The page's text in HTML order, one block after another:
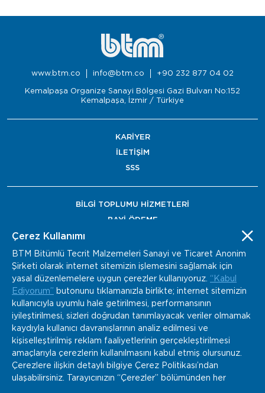
www.btm.co info@btm.co +90 232 877 04 02
Kemalpaşa Organize Sanayi Bölgesi Gazi Bulvarı No:152
Kemalpaşa, İzmir / Türkiye
KARİYER
İLETİŞİM
SSS
BİLGİ TOPLUMU HİZMETLERİ
BAYİ ÖDEME
Çerez Kullanımı
BTM Bitümlü Tecrit Malzemeleri Sanayi ve Ticaret Anonim
Şirketi olarak internet sitemizin işlemesini sağlamak için
yasal düzenlemelere uygun çerezler kullanıyoruz. “Kabul
Ediyorum” butonunu tıklamanızla birlikte; internet sitemizin
kullanıcıyla uyumlu hale getirilmesi, performansının
iyileştirilmesi, sizleri doğrudan tanımlayacak veriler olmamak
kaydıyla kullanıcı davranışlarının analiz edilmesi ve
kişiselleştirilmiş reklam faaliyetlerinin gerçekleştirilmesi
amaçlarıyla çerezlerin kullanılmasını kabul etmiş olursunuz.
Çerezlere ilişkin detaylı bilgiye Çerez Politikası’ndan
ulaşabilirsiniz. Tarayıcınızın “Çerezler” bölümünden her